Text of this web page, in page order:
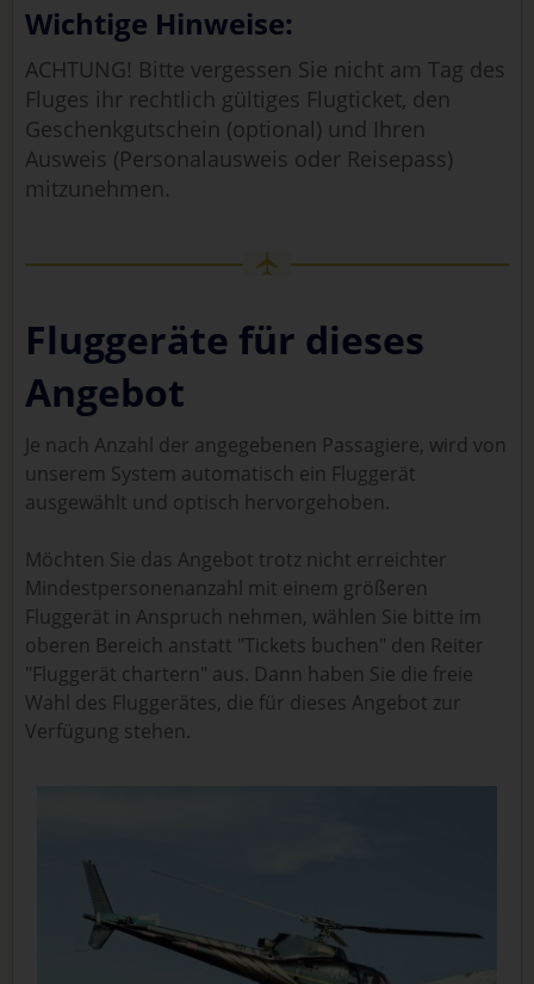
Wichtige Hinweise:
ACHTUNG! Bitte vergessen Sie nicht am Tag des
Fluges ihr rechtlich gültiges Flugticket, den
Geschenkgutschein (optional) und Ihren
Ausweis (Personalausweis oder Reisepass)
mitzunehmen.
Fluggeräte für dieses
Angebot
Je nach Anzahl der angegebenen Passagiere, wird von
unserem System automatisch ein Fluggerät
ausgewählt und optisch hervorgehoben.
Möchten Sie das Angebot trotz nicht erreichter
Mindestpersonenanzahl mit einem größeren
Fluggerät in Anspruch nehmen, wählen Sie bitte im
oberen Bereich anstatt "Tickets buchen" den Reiter
"Fluggerät chartern" aus. Dann haben Sie die freie
Wahl des Fluggerätes, die für dieses Angebot zur
Verfügung stehen.